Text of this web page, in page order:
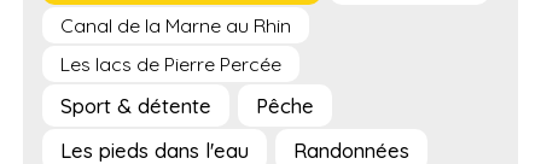
Canal de la Marne au Rhin
Les lacs de Pierre Percée
Sport & détente
Pêche
Les pieds dans l'eau
Randonnées